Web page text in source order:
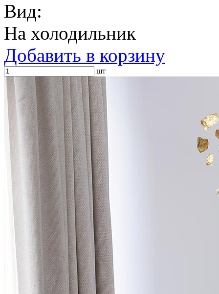
Вид:
На холодильник
Добавить в корзину
шт